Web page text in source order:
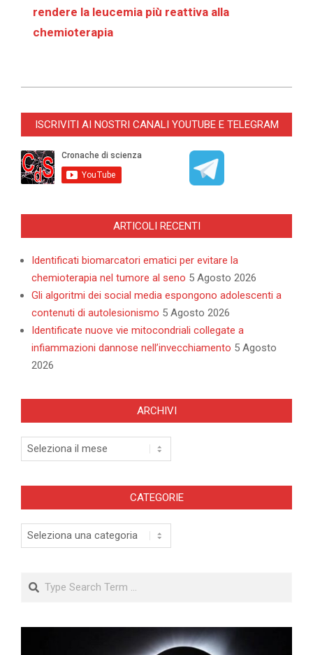
rendere la leucemia più reattiva alla
chemioterapia
05-
ISCRIVITI AI NOSTRI CANALI YOUTUBE E TELEGRAM
ARTICOLI RECENTI
Identificati biomarcatori ematici per evitare la
chemioterapia nel tumore al seno 5 Agosto 2026
Gli algoritmi dei social media espongono adolescenti a
contenuti di autolesionismo 5 Agosto 2026
Identificate nuove vie mitocondriali collegate a
infiammazioni dannose nell’invecchiamento 5 Agosto
2026
ARCHIVI
Archivi
CATEGORIE
Categorie
Search